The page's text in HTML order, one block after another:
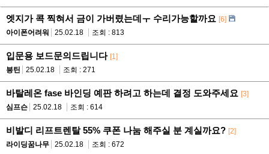
엣지가 콕 찍혀서 금이 가버렸는데ㅜ 수리가능할까요 [6]
아이폰어려워
25.02.18 조회 : 813
입문용 보드문의드립니다 [1]
븡틴
25.02.18 조회 : 271
바탈레온 fase 바인딩 예판 하려고 하는데 결정 도와주세요 [3]
심프슨
25.02.18 조회 : 614
비발디 리프트렌탈 55% 쿠폰 나눔 해주실 분 계실까요? [2]
라이딩꿈나무
25.02.18 조회 : 672